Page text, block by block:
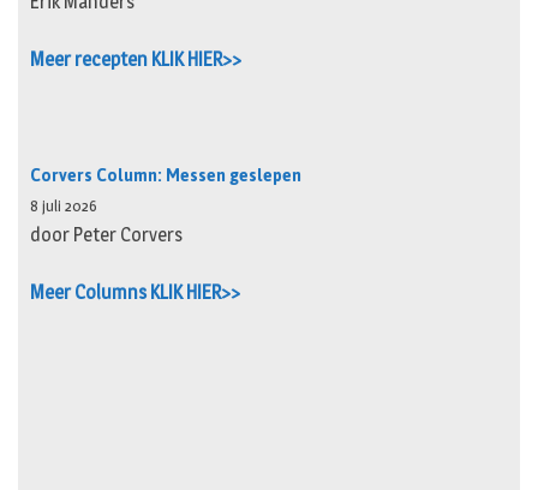
Meer recepten KLIK HIER>>
Corvers Column: Messen geslepen
8 juli 2026
door Peter Corvers
Meer Columns KLIK HIER>>